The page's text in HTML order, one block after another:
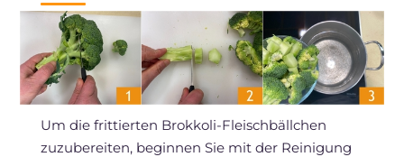
Um die frittierten Brokkoli-Fleischbällchen
zuzubereiten, beginnen Sie mit der Reinigung